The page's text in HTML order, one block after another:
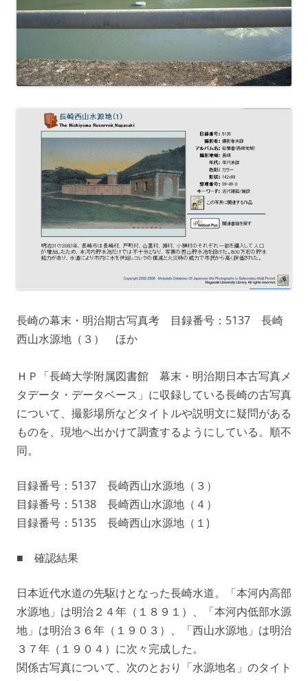
長崎の幕末・明治期古写真考 目録番号：5137 長崎
西山水源地（３） ほか
ＨＰ「長崎大学附属図書館 幕末・明治期日本古写真メ
タデータ・データベース」に収録している長崎の古写真
について、撮影場所などタイトルや説明文に疑問がある
ものを、現地へ出かけて調査するようにしている。順不
同。
目録番号：5137 長崎西山水源地（３）
目録番号：5138 長崎西山水源地（４）
目録番号：5135 長崎西山水源地（１)
■ 確認結果
日本近代水道の先駆けとなった長崎水道。「本河内高部
水源地」は明治２４年（１８９１）、「本河内低部水源
地」は明治３６年（１９０３）、「西山水源地」は明治
３７年（１９０４）に次々完成した。
関係古写真について、次のとおり「水源地名」のタイト